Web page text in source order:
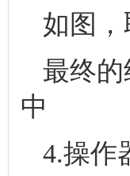
如图
最终
中
4.操作